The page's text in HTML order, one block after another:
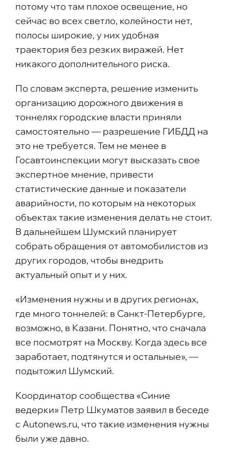
потому что там плохое освещение, но
сейчас во всех светло, колейности нет,
полосы широкие, у них удобная
траектория без резких виражей. Нет
никакого дополнительного риска.
По словам эксперта, решение изменить
организацию дорожного движения в
тоннелях городские власти приняли
самостоятельно — разрешение ГИБДД на
это не требуется. Тем не менее в
Госавтоинспекции могут высказать свое
экспертное мнение, привести
статистические данные и показатели
аварийности, по которым на некоторых
объектах такие изменения делать не стоит.
В дальнейшем Шумский планирует
собрать обращения от автомобилистов из
других городов, чтобы внедрить
актуальный опыт и у них.
«Изменения нужны и в других регионах,
где много тоннелей: в Санкт-Петербурге,
возможно, в Казани. Понятно, что сначала
все посмотрят на Москву. Когда здесь все
заработает, подтянутся и остальные», —
подытожил Шумский.
Координатор сообщества «Синие
ведерки» Петр Шкуматов заявил в беседе
с Autonews.ru, что такие изменения нужны
были уже давно.